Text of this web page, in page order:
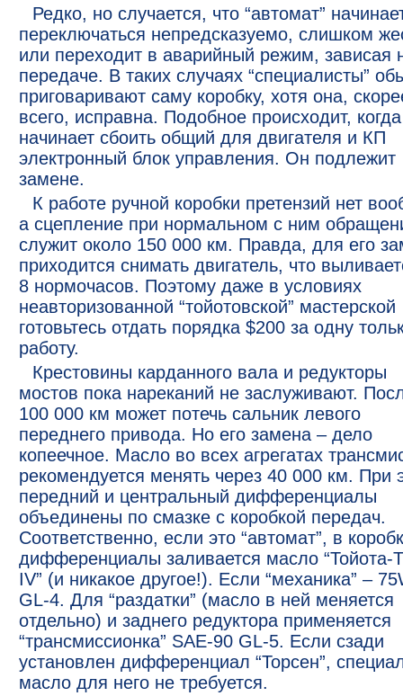
Редко, но случается, что “автомат”
переключаться непредсказуемо, слишком
или переходит в аварийный режим, зависая
передаче. В таких случаях “специалисты”
приговаривают саму коробку, хотя она,
всего, исправна. Подобное происходит, когда
начинает сбоить общий для двигателя и КП
электронный блок управления. Он подлежит
замене.
К работе ручной коробки претензий нет
а сцепление при нормальном с ним
служит около 150 000 км. Правда, для его
приходится снимать двигатель, что
8 нормочасов. Поэтому даже в условиях
неавторизованной “тойотовской” мастерской
готовьтесь отдать порядка $200 за одну
работу.
Крестовины карданного вала и редукторы
мостов пока нареканий не заслуживают.
100 000 км может потечь сальник левого
переднего привода. Но его замена – дело
копеечное. Масло во всех агрегатах
рекомендуется менять через 40 000 км. При
передний и центральный дифференциалы
объединены по смазке с коробкой передач.
Соответственно, если это “автомат”, в
дифференциалы заливается масло “Тойота-
IV” (и никакое другое!). Если “механика” –
GL-4. Для “раздатки” (масло в ней меняется
отдельно) и заднего редуктора применяется
“трансмиссионка” SAE-90 GL-5. Если сзади
установлен дифференциал “Торсен”,
масло для него не требуется.